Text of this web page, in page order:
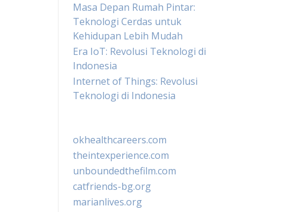
Masa Depan Rumah Pintar:
Teknologi Cerdas untuk
Kehidupan Lebih Mudah
Era IoT: Revolusi Teknologi di
Indonesia
Internet of Things: Revolusi
Teknologi di Indonesia
okhealthcareers.com
theintexperience.com
unboundedthefilm.com
catfriends-bg.org
marianlives.org